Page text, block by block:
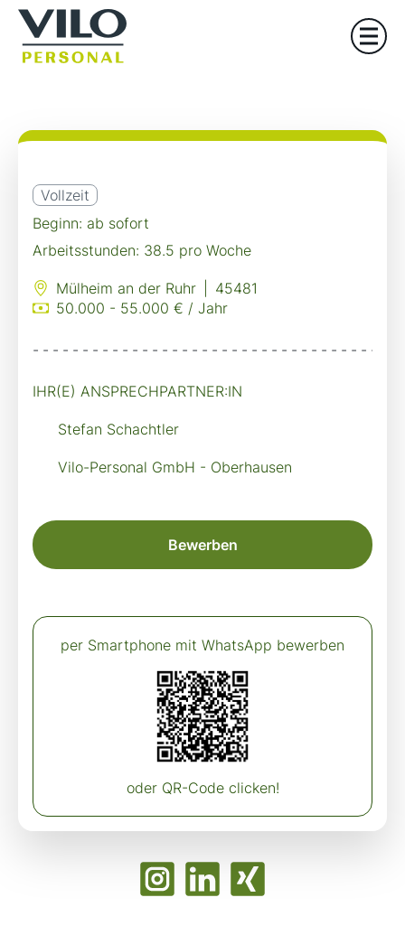
Vollzeit
Beginn: ab sofort
Arbeitsstunden: 38.5 pro Woche
Mülheim an der Ruhr
45481
50.000 - 55.000 € / Jahr
IHR(E) ANSPRECHPARTNER:IN
Stefan Schachtler
Vilo-Personal GmbH - Oberhausen
Bewerben
per Smartphone mit WhatsApp bewerben
oder QR-Code clicken!